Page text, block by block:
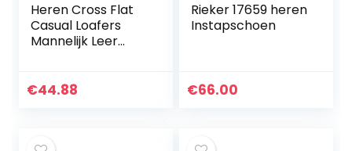
Heren Cross Flat
Casual Loafers
Mannelijk Leer
Klassieke Jurk
€44.88
Rieker 17659 heren
Instapschoen
€66.00